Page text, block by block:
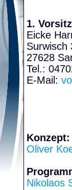
1.
Eicke
Surwisch
27628
Tel.:
E-Mail:
Konzept:
Oliver
Nikolaos